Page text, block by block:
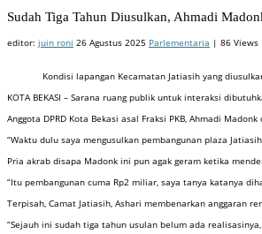
Sudah Tiga Tahun Diusulkan, Ahmadi
editor: juin roni 26 Agustus 2025 Parlementaria | 86 Views
Kondisi lapangan Kecamatan Jatiasih yang
KOTA BEKASI – Sarana ruang publik untuk interaksi
Anggota DPRD Kota Bekasi asal Fraksi PKB, Ahmadi
“Waktu dulu saya mengusulkan pembangunan plaza
Pria akrab disapa Madonk ini pun agak geram ketika
“Itu pembangunan cuma Rp2 miliar, saya tanya katanya
Terpisah, Camat Jatiasih, Ashari membenarkan anggaran
“Sejauh ini sudah tiga tahun usulan belum ada